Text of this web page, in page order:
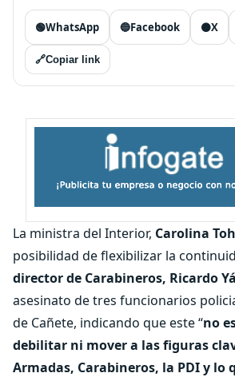
🟢WhatsApp 🔵Facebook ⚫X
🔗Copiar link
La ministra del Interior, Carolina
posibilidad de flexibilizar la
director de Carabineros, Ricardo
asesinato de tres funcionarios
de Cañete, indicando que este “no
debilitar ni mover a las figuras
Armadas, Carabineros, la PDI y lo